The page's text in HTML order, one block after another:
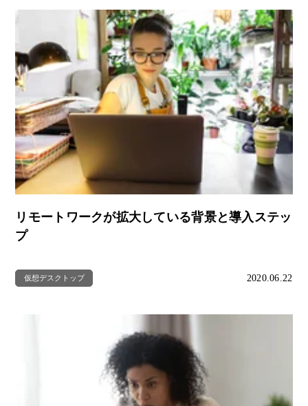
リモートワークが拡大している背景と導入ステッ
プ
仮想デスクトップ 2020.06.22